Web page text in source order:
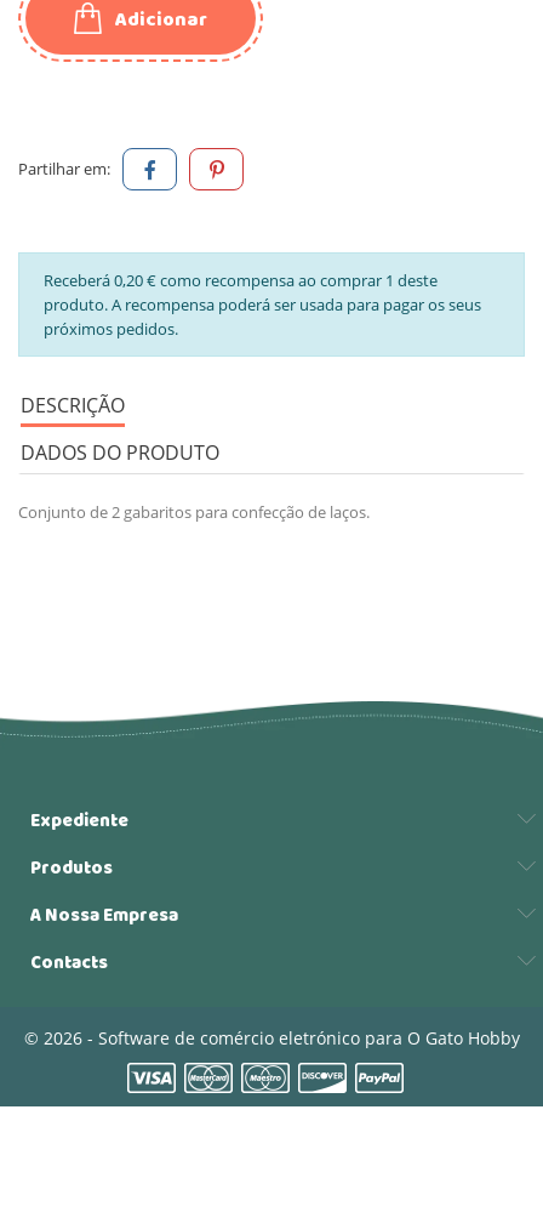
Adicionar
Partilhar em:
Receberá 0,20 € como recompensa ao comprar 1 deste
produto. A recompensa poderá ser usada para pagar os seus
próximos pedidos.
DESCRIÇÃO
DADOS DO PRODUTO
Conjunto de 2 gabaritos para confecção de laços.
Expediente
Produtos
A Nossa Empresa
Contacts
© 2026 - Software de comércio eletrónico para O Gato Hobby